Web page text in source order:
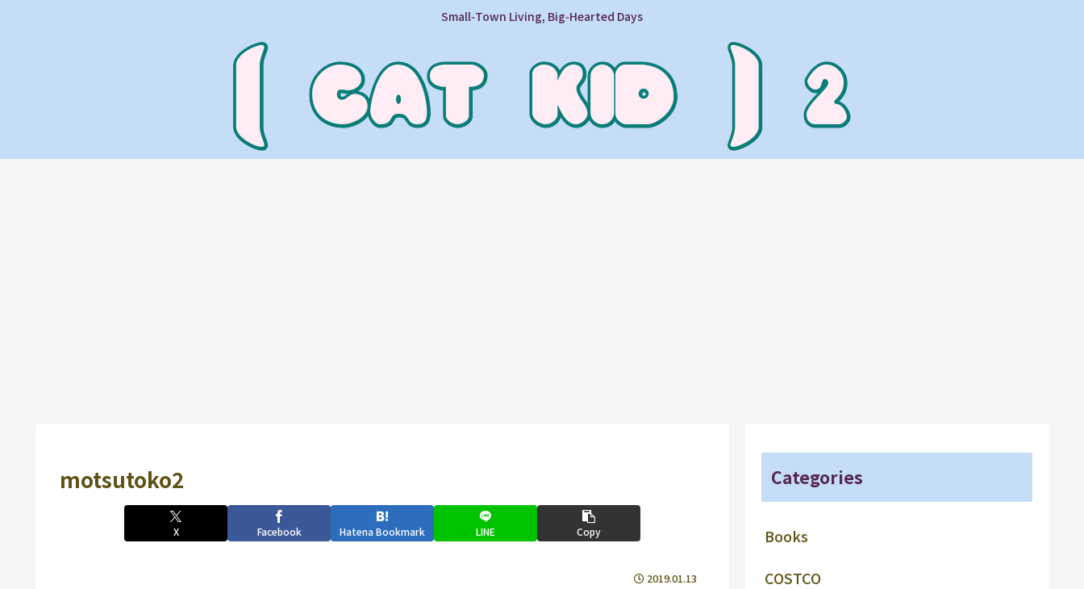
Small‑Town Living, Big‑Hearted Days
motsutoko2
X Facebook Hatena Bookmark LINE Copy
2019.01.13
Categories
Books
COSTCO